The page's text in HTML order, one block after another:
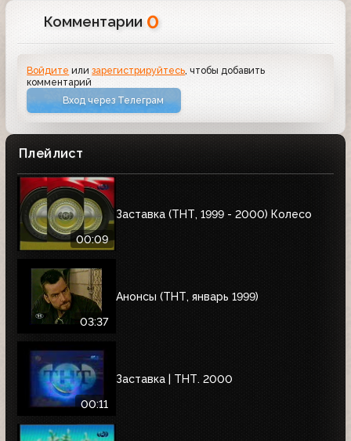
Комментарии 0
Войдите илизарегистрируйтесь , чтобы добавить
комментарий
Вход через Телеграм
Плейлист
00:09
Заставка (ТНТ, 1999 - 2000) Колесо
03:37
Анонсы (ТНТ, январь 1999)
00:11
Заставка | ТНТ. 2000